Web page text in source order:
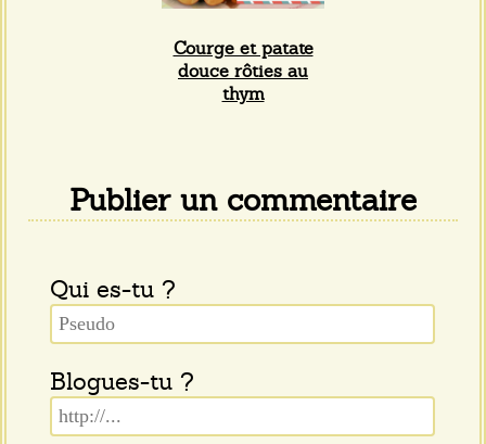
Courge et patate
douce rôties au
thym
Publier un commentaire
Qui es-tu ?
Blogues-tu ?